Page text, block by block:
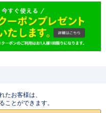
たお客様は、
ことができます。